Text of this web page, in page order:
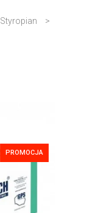
Styropian
>
PROMOCJA